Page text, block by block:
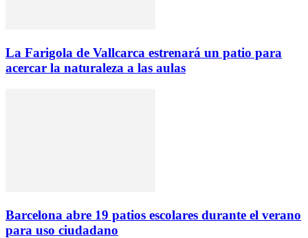
La Farigola de Vallcarca estrenará un patio para
acercar la naturaleza a las aulas
Barcelona abre 19 patios escolares durante el verano
para uso ciudadano